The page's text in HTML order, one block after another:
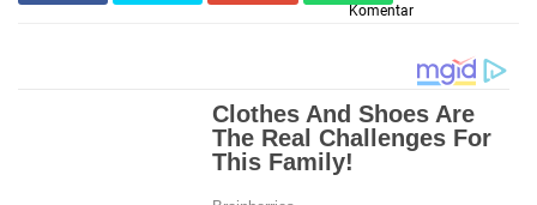
Komentar